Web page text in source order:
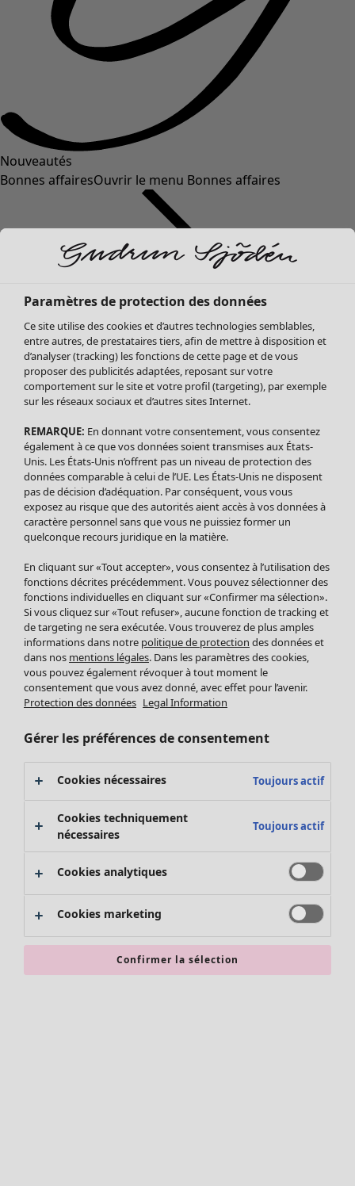
Nouveautés
Bonnes affairesOuvrir le menu Bonnes affaires
Soldes Vêtements
Tous les vêtements
Robes
Tuniques
Blouses
Tops
Gilets
Pantalon
Jupes
Leggings et collants
Accessoires
Chaussures
Vêtements de bain
Basics
Soldes Mobilier
Bonnes affaires déco
Décoration
Textiles
Tapis
Éponge
Promos SOLDES
Les promos de Gudrun Sjödén
Nouvel arrivage
Bonnes affaires en soldes - jusqu'à -70
Paramètres de protection des données
Ce site utilise des cookies et d’autres technologies semblables,
entre autres, de prestataires tiers, afin de mettre à disposition et
d’analyser (tracking) les fonctions de cette page et de vous
proposer des publicités adaptées, reposant sur votre
comportement sur le site et votre profil (targeting), par exemple
sur les réseaux sociaux et d’autres sites Internet.
REMARQUE: En donnant votre consentement, vous consentez
également à ce que vos données soient transmises aux États-
Unis. Les États-Unis n’offrent pas un niveau de protection des
données comparable à celui de l’UE. Les États-Unis ne disposent
pas de décision d’adéquation. Par conséquent, vous vous
exposez au risque que des autorités aient accès à vos données à
caractère personnel sans que vous ne puissiez former un
quelconque recours juridique en la matière.
En cliquant sur «Tout accepter», vous consentez à l’utilisation des
fonctions décrites précédemment. Vous pouvez sélectionner des
fonctions individuelles en cliquant sur «Confirmer ma sélection».
Si vous cliquez sur «Tout refuser», aucune fonction de tracking et
de targeting ne sera exécutée. Vous trouverez de plus amples
informations dans notre politique de protection des données et
dans nos mentions légales. Dans les paramètres des cookies,
vous pouvez également révoquer à tout moment le
consentement que vous avez donné, avec effet pour l’avenir.
Protection des données Legal Information
Gérer les préférences de consentement
Cookies nécessaires Toujours actif
Cookies techniquement
nécessaires
Toujours actif
Cookies analytiques
Cookies marketing
Confirmer la sélection